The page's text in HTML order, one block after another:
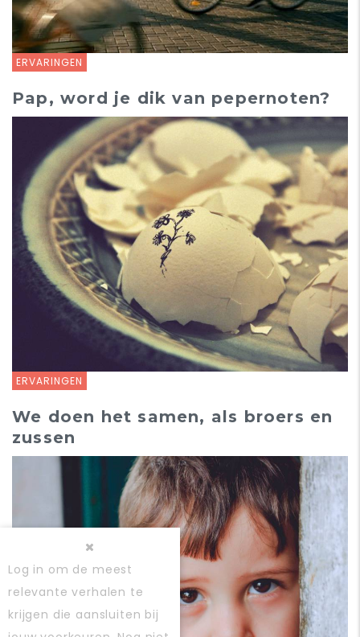
ERVARINGEN
ERVARINGEN
Pap, word je dik van pepernoten?
We doen het samen, als broers en
zussen
Log in om de meest
relevante verhalen te
krijgen die aansluiten bij